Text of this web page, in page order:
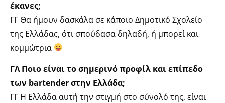
έκανες;
ΓΓ Θα ήμουν δασκάλα σε κάποιο Δημοτικό Σχολείο
της Ελλάδας, ότι σπούδασα δηλαδή, ή μπορεί και
κομμώτρια
ΓΛ Ποιο είναι το σημερινό προφίλ και επίπεδο
των bartender στην Ελλάδα;
ΓΓ Η Ελλάδα αυτή την στιγμή στο σύνολό της, είναι